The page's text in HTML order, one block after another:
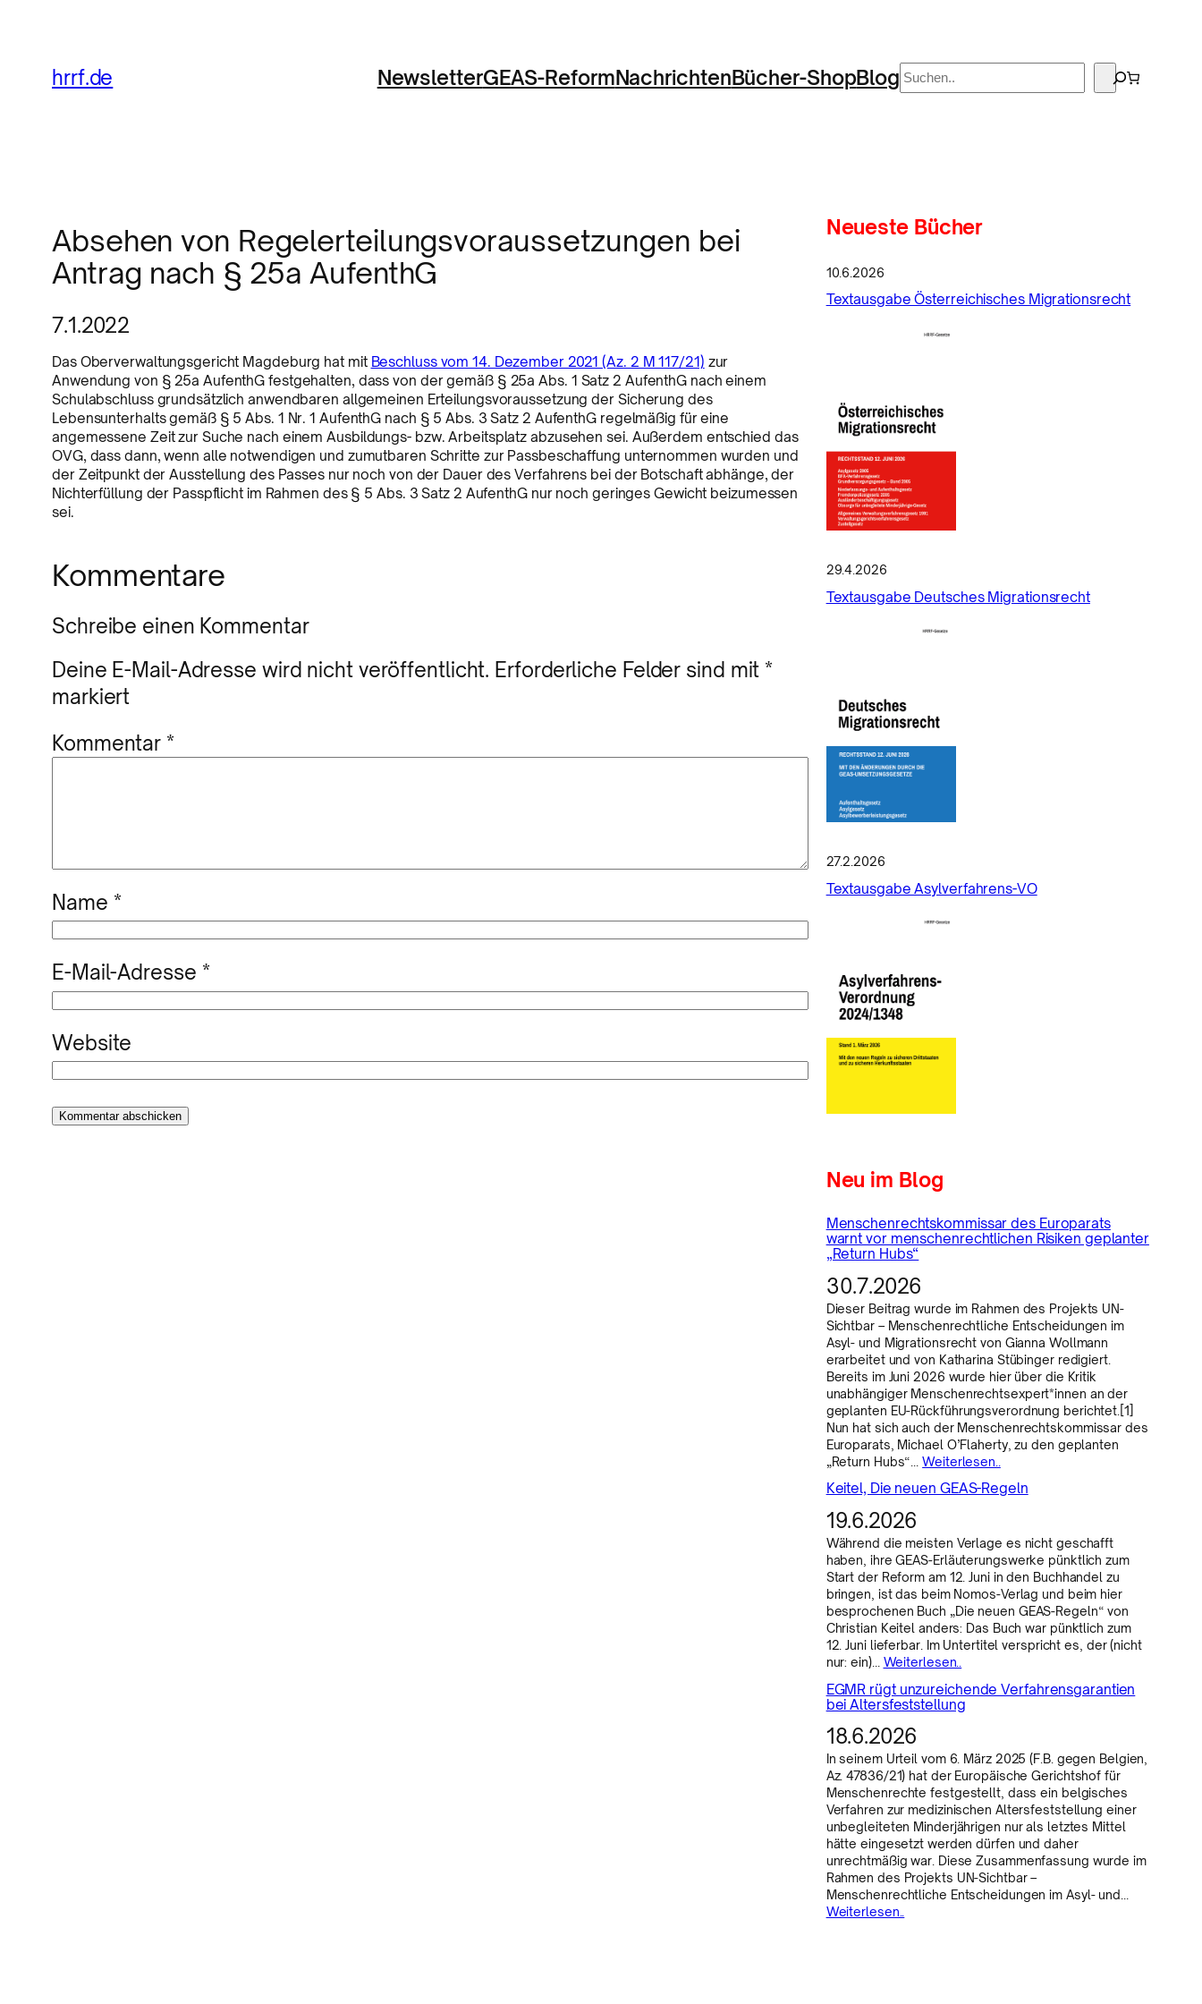
hrrf.de NewsletterGEAS-ReformNachrichtenBücher-ShopBlog Suchen
Absehen von Regelerteilungsvoraussetzungen bei
Antrag nach § 25a AufenthG
7.1.2022
Das Oberverwaltungsgericht Magdeburg hat mit Beschluss vom 14. Dezember 2021 (Az. 2 M 117/21) zur
Anwendung von § 25a AufenthG festgehalten, dass von der gemäß § 25a Abs. 1 Satz 2 AufenthG nach einem
Schulabschluss grundsätzlich anwendbaren allgemeinen Erteilungsvoraussetzung der Sicherung des
Lebensunterhalts gemäß § 5 Abs. 1 Nr. 1 AufenthG nach § 5 Abs. 3 Satz 2 AufenthG regelmäßig für eine
angemessene Zeit zur Suche nach einem Ausbildungs- bzw. Arbeitsplatz abzusehen sei. Außerdem entschied das
OVG, dass dann, wenn alle notwendigen und zumutbaren Schritte zur Passbeschaffung unternommen wurden und
der Zeitpunkt der Ausstellung des Passes nur noch von der Dauer des Verfahrens bei der Botschaft abhänge, der
Nichterfüllung der Passpflicht im Rahmen des § 5 Abs. 3 Satz 2 AufenthG nur noch geringes Gewicht beizumessen
sei.
Kommentare
Schreibe einen Kommentar
Deine E-Mail-Adresse wird nicht veröffentlicht. Erforderliche Felder sind mit *
markiert
Kommentar *
Name *
E-Mail-Adresse *
Website
Neueste Bücher
10.6.2026
Textausgabe Österreichisches Migrationsrecht
29.4.2026
Textausgabe Deutsches Migrationsrecht
27.2.2026
Textausgabe Asylverfahrens-VO
Neu im Blog
Menschenrechtskommissar des Europarats
warnt vor menschenrechtlichen Risiken geplanter
„Return Hubs“
30.7.2026
Dieser Beitrag wurde im Rahmen des Projekts UN-
Sichtbar – Menschenrechtliche Entscheidungen im
Asyl- und Migrationsrecht von Gianna Wollmann
erarbeitet und von Katharina Stübinger redigiert.
Bereits im Juni 2026 wurde hier über die Kritik
unabhängiger Menschenrechtsexpert*innen an der
geplanten EU-Rückführungsverordnung berichtet.[1]
Nun hat sich auch der Menschenrechtskommissar des
Europarats, Michael O’Flaherty, zu den geplanten
„Return Hubs“…Weiterlesen..
Keitel, Die neuen GEAS-Regeln
19.6.2026
Während die meisten Verlage es nicht geschafft
haben, ihre GEAS-Erläuterungswerke pünktlich zum
Start der Reform am 12. Juni in den Buchhandel zu
bringen, ist das beim Nomos-Verlag und beim hier
besprochenen Buch „Die neuen GEAS-Regeln“ von
Christian Keitel anders: Das Buch war pünktlich zum
12. Juni lieferbar. Im Untertitel verspricht es, der (nicht
nur: ein)… Weiterlesen..
EGMR rügt unzureichende Verfahrensgarantien
bei Altersfeststellung
18.6.2026
In seinem Urteil vom 6. März 2025 (F.B. gegen Belgien,
Az. 47836/21) hat der Europäische Gerichtshof für
Menschenrechte festgestellt, dass ein belgisches
Verfahren zur medizinischen Altersfeststellung einer
unbegleiteten Minderjährigen nur als letztes Mittel
hätte eingesetzt werden dürfen und daher
unrechtmäßig war. Diese Zusammenfassung wurde im
Rahmen des Projekts UN-Sichtbar –
Menschenrechtliche Entscheidungen im Asyl- und…
Weiterlesen..